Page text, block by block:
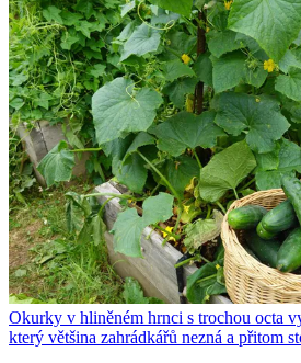
Okurky v hliněném hrnci s trochou octa
který většina zahrádkářů nezná a přitom